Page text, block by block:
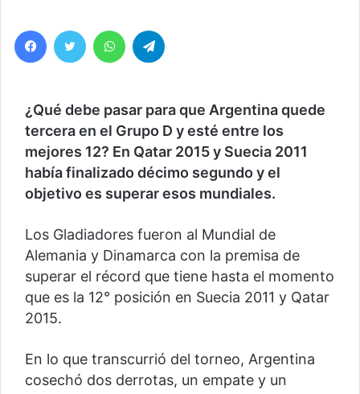
Facebook
Twitter WhatsApp
¿Qué debe pasar para que Argentina quede
tercera en el Grupo D y esté entre los
mejores 12? En Qatar 2015 y Suecia 2011
había finalizado décimo segundo y el
objetivo es superar esos mundiales.
Los Gladiadores fueron al Mundial de
Alemania y Dinamarca con la premisa de
superar el récord que tiene hasta el momento
que es la 12° posición en Suecia 2011 y Qatar
2015.
En lo que transcurrió del torneo, Argentina
cosechó dos derrotas, un empate y un